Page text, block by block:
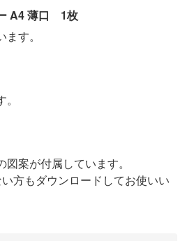
A4 薄口 1枚
す。
案が付属しています。
方もダウンロードしてお使いい